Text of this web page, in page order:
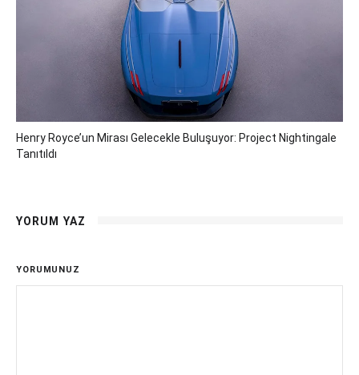
Henry Royce’un Mirası Gelecekle Buluşuyor: Project Nightingale
Tanıtıldı
YORUM YAZ
YORUMUNUZ